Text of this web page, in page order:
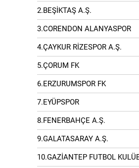
2.BEŞİKTAŞ A.Ş.
3.CORENDON ALANYASPOR
4.ÇAYKUR RİZESPOR A.Ş.
5.ÇORUM FK
6.ERZURUMSPOR FK
7.EYÜPSPOR
8.FENERBAHÇE A.Ş.
9.GALATASARAY A.Ş.
10.GAZİANTEP FUTBOL